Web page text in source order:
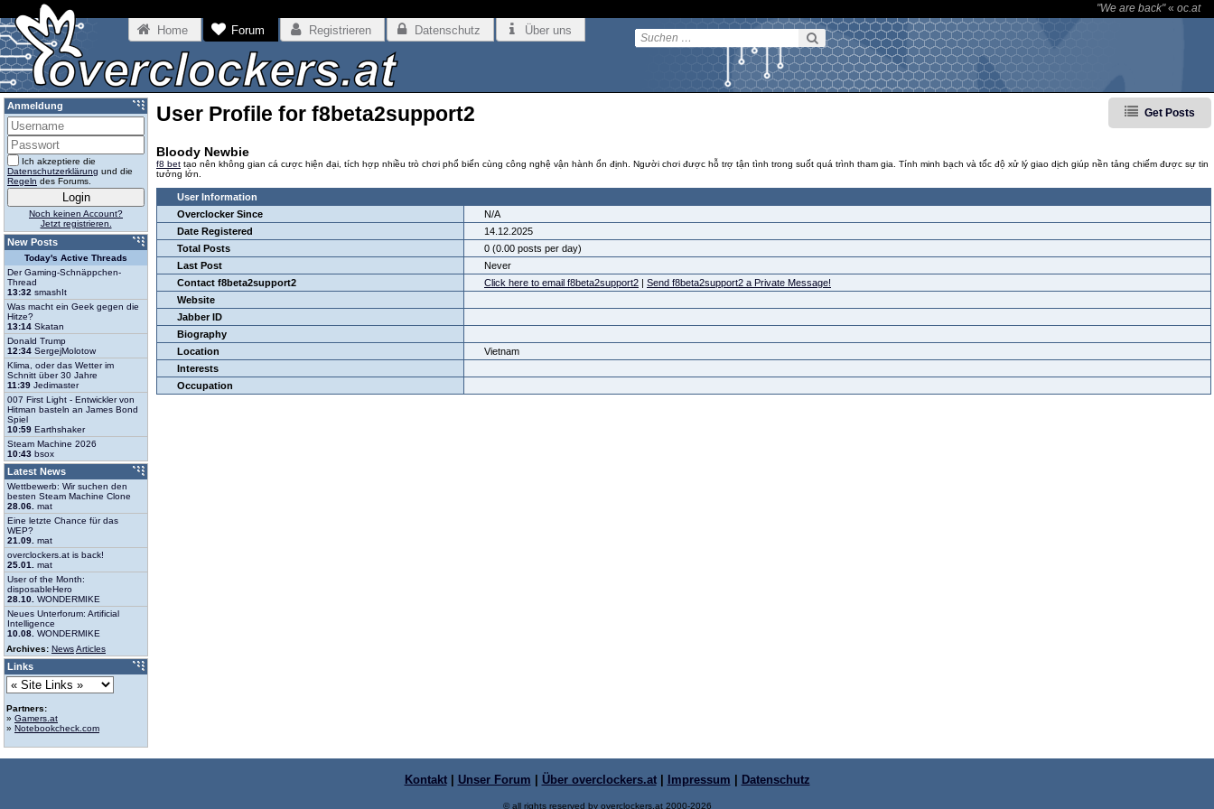
"We are back"« oc.at
Home Forum Registrieren Datenschutz Über uns
User Profile for f8beta2support2 Get Posts
Bloody Newbie
f8 bet tạo nên không gian cá cược hiện đại, tích hợp nhiều trò chơi phổ biến cùng công nghệ vận hành ổn định. Người chơi được hỗ trợ tận tình trong suốt quá trình tham gia. Tính minh bạch và tốc độ xử lý giao dịch giúp nền tảng chiếm được sự tin
tưởng lớn.
User Information
Overclocker Since
N/A
Date Registered
14.12.2025
Total Posts
0 (0.00 posts per day)
Last Post
Never
Contact f8beta2support2
Click here to email f8beta2support2 | Send f8beta2support2 a Private Message!
Website
Jabber ID
Biography
Location
Vietnam
Interests
Occupation
Anmeldung
Ich akzeptiere die
Datenschutzerklärung und die
Regeln des Forums.
Noch keinen Account?
Jetzt registrieren.
New Posts
Today's Active Threads
Der Gaming-Schnäppchen-
Thread
13:32 smashIt
Was macht ein Geek gegen die
Hitze?
13:14 Skatan
Donald Trump
12:34 SergejMolotow
Klima, oder das Wetter im
Schnitt über 30 Jahre
11:39 Jedimaster
007 First Light - Entwickler von
Hitman basteln an James Bond
Spiel
10:59 Earthshaker
Steam Machine 2026
10:43 bsox
Latest News
Wettbewerb: Wir suchen den
besten Steam Machine Clone
28.06. mat
Eine letzte Chance für das
WEP?
21.09. mat
overclockers.at is back!
25.01.
mat
User of the Month:
disposableHero
28.10. WONDERMIKE
Neues Unterforum: Artificial
Intelligence
10.08. WONDERMIKE
Archives: NewsArticles
Links
Partners:
» Gamers.at
» Notebookcheck.com
Kontakt| Unser Forum | Über overclockers.at| Impressum | Datenschutz
© all rights reserved by overclockers.at 2000-2026